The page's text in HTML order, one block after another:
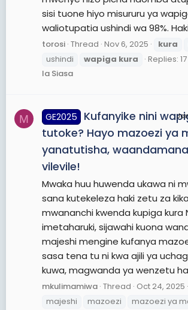
sisi tuone hiyo misururu ya
waliotupatia ushindi wa 98%.
torosi Thread Nov 6, 2025 kura
ushindi
wapiga kura Replies: 17
la Siasa
M GE2025
Kufanyike nini
tutoke? Hayo mazoezi ya
yanatutisha,
vilevile!
Mwaka huu huwenda ukawa ni
sana kutekeleza haki zetu za
mwananchi kwenda kupiga kura
imetaharuki, sijawahi kuona
majeshi mengine kufanya
sasa tena tu ni kwa ajili ya
kuwa, magwanda ya wenzetu
mkulimamiwa Thread Oct 24, 2025
majeshi
mazoezi
mazoezi ya